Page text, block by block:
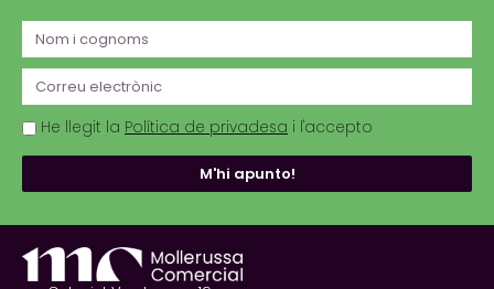
He llegit la Política de privadesa i l'accepto
M'hi apunto!